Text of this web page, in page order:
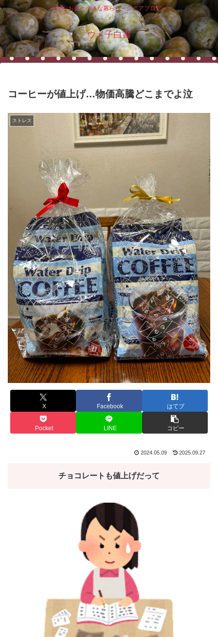
小さなお庭と小さな暮らし～シニアブログ～
ウメ子白書
コーヒーが値上げ…物価高騰どこまでよ泣
ストレス
X Facebook はてブ
Pocket LINE コピー
2024.05.09 2025.09.27
チョコレートも値上げだって